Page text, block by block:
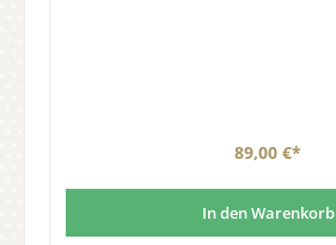
89,00 €*
In den Warenkorb